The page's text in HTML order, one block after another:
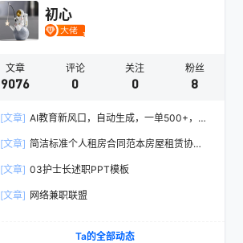
初心
文章
9076
评论
0
关注
0
粉丝
8
[文章] AI教育新风口，自动生成，一单500+，月
[文章] 简洁标准个人租房合同范本房屋租赁协议
[文章] 03护士长述职PPT模板
[文章] 网络兼职联盟
Ta的全部动态